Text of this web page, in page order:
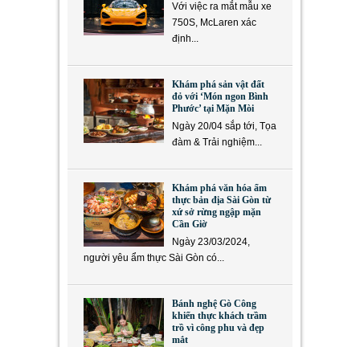
Với việc ra mắt mẫu xe
750S, McLaren xác
định...
Khám phá sản vật đất
đỏ với ‘Món ngon Bình
Phước’ tại Mặn Mòi
Ngày 20/04 sắp tới, Tọa
đàm & Trải nghiệm...
Khám phá văn hóa ẩm
thực bản địa Sài Gòn từ
xứ sở rừng ngập mặn
Cần Giờ
Ngày 23/03/2024,
người yêu ẩm thực Sài Gòn có...
Bánh nghệ Gò Công
khiến thực khách trầm
trồ vì công phu và đẹp
mắt